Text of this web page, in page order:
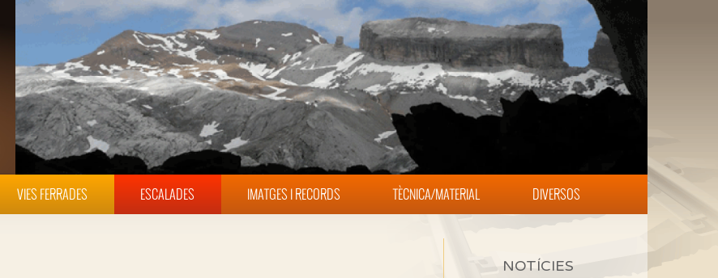
VIES FERRADES ESCALADES IMATGES I RECORDS TÈCNICA/MATERIAL DIVERSOS
NOTÍCIES